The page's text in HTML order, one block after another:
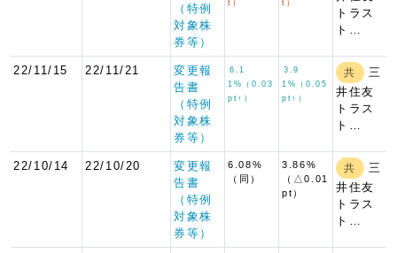
（特例
対象株
券等）
t）
t）
トラス
ト…
22/11/15 22/11/21
変更報
告書
（特例
対象株
券等）
6.1
1%（0.03
pt↑）
3.9
1%（0.05
pt↑）
共
三
井住友
トラス
ト…
22/10/14 22/10/20
変更報
告書
（特例
対象株
券等）
6.08%
（同）
3.86%
（△0.01
pt）
共
三
井住友
トラス
ト…